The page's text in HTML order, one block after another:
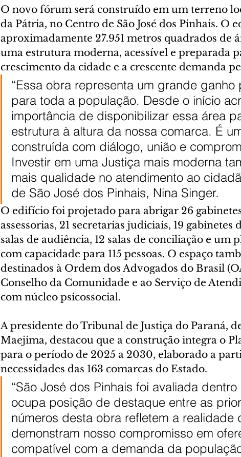
O novo fórum será construído em um terreno
da Pátria, no Centro de São José dos Pinhais. O
aproximadamente 27.951 metros quadrados de
uma estrutura moderna, acessível e preparada
crescimento da cidade e a crescente demanda
“Essa obra representa um grande
para toda a população. Desde o início
importância de disponibilizar essa área
estrutura à altura da nossa comarca. É
construída com diálogo, união e
Investir em uma Justiça mais moderna
mais qualidade no atendimento ao
de São José dos Pinhais, Nina Singer.
O edifício foi projetado para abrigar 26
assessorias, 21 secretarias judiciais, 19 gabinetes
salas de audiência, 12 salas de conciliação e
com capacidade para 115 pessoas. O espaço
destinados à Ordem dos Advogados do Brasil
Conselho da Comunidade e ao Serviço de
com núcleo psicossocial.
A presidente do Tribunal de Justiça do Paraná,
Maejima, destacou que a construção integra o
para o período de 2025 a 2030, elaborado a
necessidades das 163 comarcas do Estado.
“São José dos Pinhais foi avaliada
ocupa posição de destaque entre as
números desta obra refletem a realidade
demonstram nosso compromisso em
compatível com a demanda da